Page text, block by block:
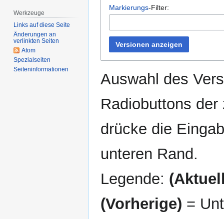
Markierungs-Filter:
Versionen anzeigen
Auswahl des
Radiobuttons
drücke die
unteren Rand.
Legende:
(Vorherige) =
Werkzeuge
Links auf diese Seite
Änderungen an
verlinkten Seiten
Atom
Spezialseiten
Seiten­informationen